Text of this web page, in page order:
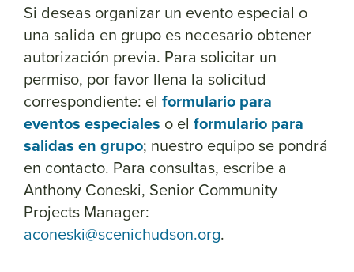
Si deseas organizar un evento especial o
una salida en grupo es necesario obtener
autorización previa. Para solicitar un
permiso, por favor llena la solicitud
correspondiente: el formulario para
eventos especiales o el formulario para
salidas en grupo; nuestro equipo se pondrá
en contacto. Para consultas, escribe a
Anthony Coneski, Senior Community
Projects Manager:
aconeski@scenichudson.org.